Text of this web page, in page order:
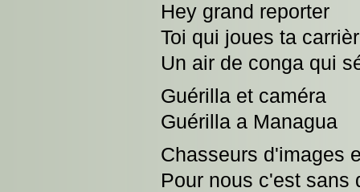
Hey grand reporter
Toi qui joues ta
Un air de conga qui
Guérilla et caméra
Guérilla a Managua
Chasseurs d'images
Pour nous c'est sans